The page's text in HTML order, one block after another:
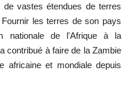
vastes étendues de terres
les terres de son pays
nationale de l'Afrique à la
contribué à faire de la Zambie
africaine et mondiale depuis